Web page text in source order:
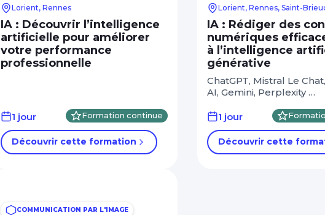
Lorient, Rennes
IA : Découvrir l’intelligence
artificielle pour améliorer
votre performance
professionnelle
1 jour Formation continue
Découvrir cette formation
Lorient, Rennes, Saint-
IA : Rédiger des
numériques
à l’intelligence
générative
ChatGPT, Mistral Le
AI, Gemini, Perplexity …
1 jour
Découvrir cette
COMMUNICATION PAR L'IMAGE